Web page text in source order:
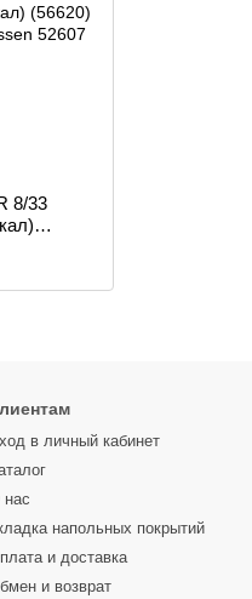
8/33
в личный кабинет
напольных покрытий
и доставка
и возврат